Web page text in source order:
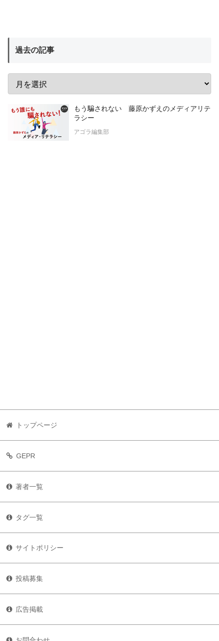
過去の記事
もう騙されない 藤原かずえのメディアリテ
ラシー
アゴラ編集部
トップページ
GEPR
著者一覧
タグ一覧
サイトポリシー
投稿募集
広告掲載